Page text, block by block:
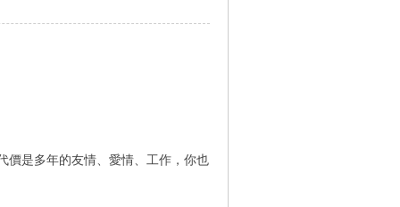
價是多年的友情、愛情、工作，你也